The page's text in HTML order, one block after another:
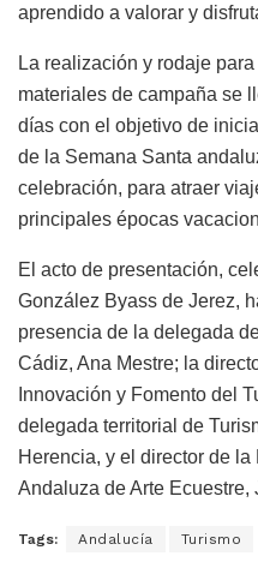
aprendido a valorar y
La realización y rodaje
materiales de campaña se
días con el objetivo de
de la Semana Santa
celebración, para atraer
principales épocas
El acto de presentación,
González Byass de Jerez,
presencia de la delegada
Cádiz, Ana Mestre; la
Innovación y Fomento del
delegada territorial de
Herencia, y el director de
Andaluza de Arte Ecuestre,
Tags: Andalucía Turismo